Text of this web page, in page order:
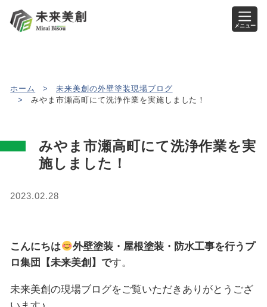
メニュー
ホーム >
未来美創の外壁塗装現場ブログ
>
みやま市瀬高町にて洗浄作業を実施しました！
みやま市瀬高町にて洗浄作業を実
施しました！
2023.02.28
こんにちは
外壁塗装・屋根塗装・防水工事を行うプ
ロ集団【未来美創】です。
未来美創の現場ブログをご覧いただきありがとうござ